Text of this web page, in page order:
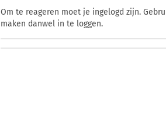
Om te reageren moet je ingelogd zijn.
maken danwel in te loggen.